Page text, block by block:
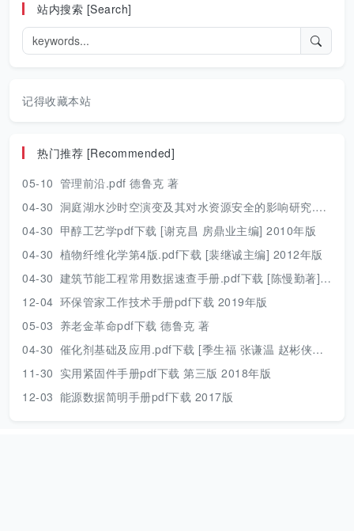
站内搜索 [Search]
记得收藏本站
热门推荐 [Recommended]
05-10 管理前沿.pdf 德鲁克 著
04-30 洞庭湖水沙时空演变及其对水资源安全的影响研究.pdf 胡光伟 著 2017年版
04-30 甲醇工艺学pdf下载 [谢克昌 房鼎业主编] 2010年版
04-30 植物纤维化学第4版.pdf下载 [裴继诚主编] 2012年版
04-30 建筑节能工程常用数据速查手册.pdf下载 [陈慢勤著] 2010年版
12-04 环保管家工作技术手册pdf下载 2019年版
05-03 养老金革命pdf下载 德鲁克 著
04-30 催化剂基础及应用.pdf下载 [季生福 张谦温 赵彬侠编] 2011年版
11-30 实用紧固件手册pdf下载 第三版 2018年版
12-03 能源数据简明手册pdf下载 2017版